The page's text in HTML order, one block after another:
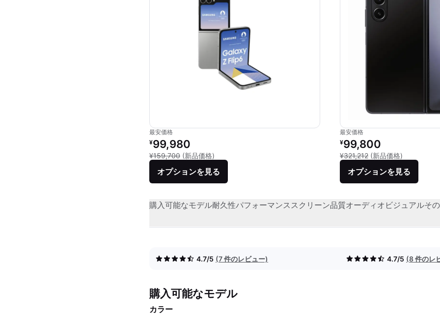
最安価格
リファービッシュ品の価格：
¥99,980
¥159,700 (新品価格)
オプションを見る
最安価格
リファービッシュ品の価格：
¥99,800
¥321,212 (新品価格)
オプションを見る
購入可能なモデル耐久性パフォーマンススクリーン品質オーディオビジュアルそ
4.7/5 (7 件のレビュー) 4.7/5 (8 件のレ
購入可能なモデル
カラー